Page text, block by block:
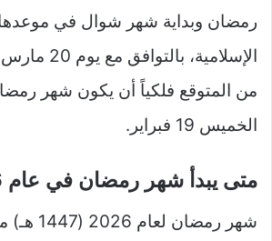
رمضان وبداية شهر شوال في موعدها
الإسلامية،
الخميس 19 فبراير.
متى يبدأ شهر رمضان في عام 2026؟
شهر